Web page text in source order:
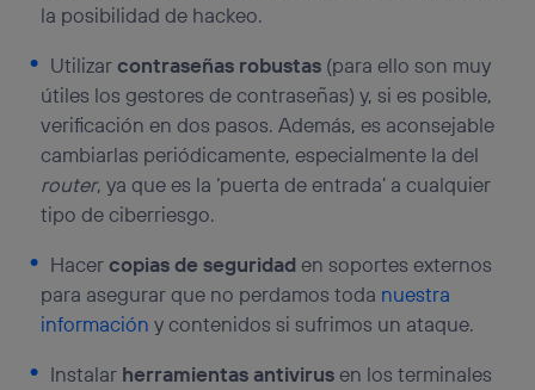
la posibilidad de hackeo.
Utilizarcontraseñas robustas (para ello son muy
útiles los gestores de contraseñas) y, si es posible,
verificación en dos pasos. Además, es aconsejable
cambiarlas periódicamente, especialmente la del
router, ya que es la ‘puerta de entrada’ a cualquier
tipo de ciberriesgo.
Hacercopias de seguridaden soportes externos
para asegurar que no perdamos toda nuestra
información y contenidos si sufrimos un ataque.
Instalar herramientas antivirusen los terminales